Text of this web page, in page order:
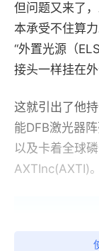
但问题又来了
本承受不住算
“外置光源（ELS
接头一样挂在外
这就引出了他
能DFB激光器
以及卡着全球
AXTInc(AXTI)。